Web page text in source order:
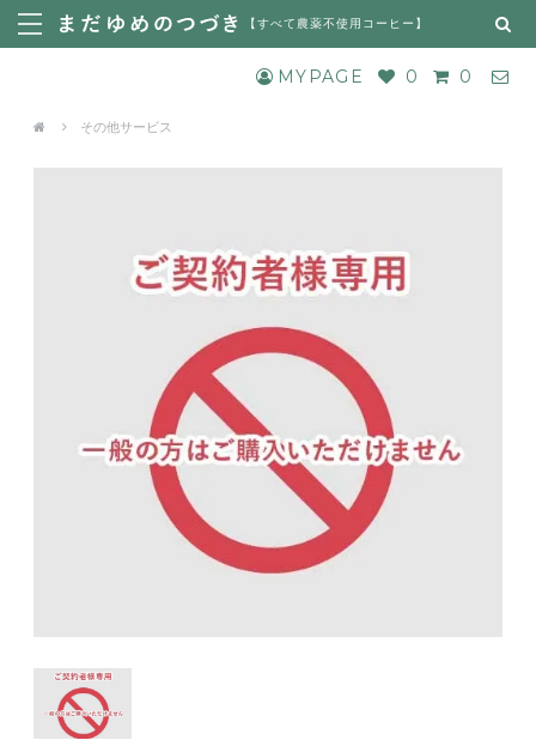
【すべて農薬不使用コーヒー 】
MYPAGE 0 0
その他サービス